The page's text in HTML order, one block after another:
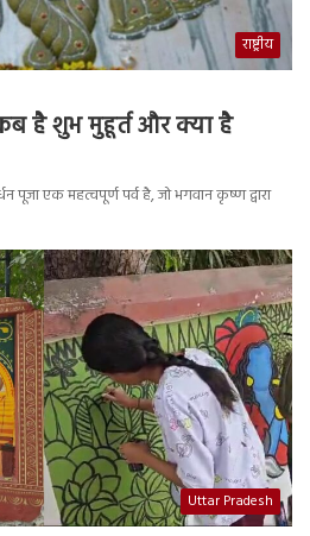
राष्ट्रीय
है शुभ मुहूर्त और क्या है
पूजा एक महत्वपूर्ण पर्व है, जो भगवान कृष्ण द्वारा
Uttar Pradesh